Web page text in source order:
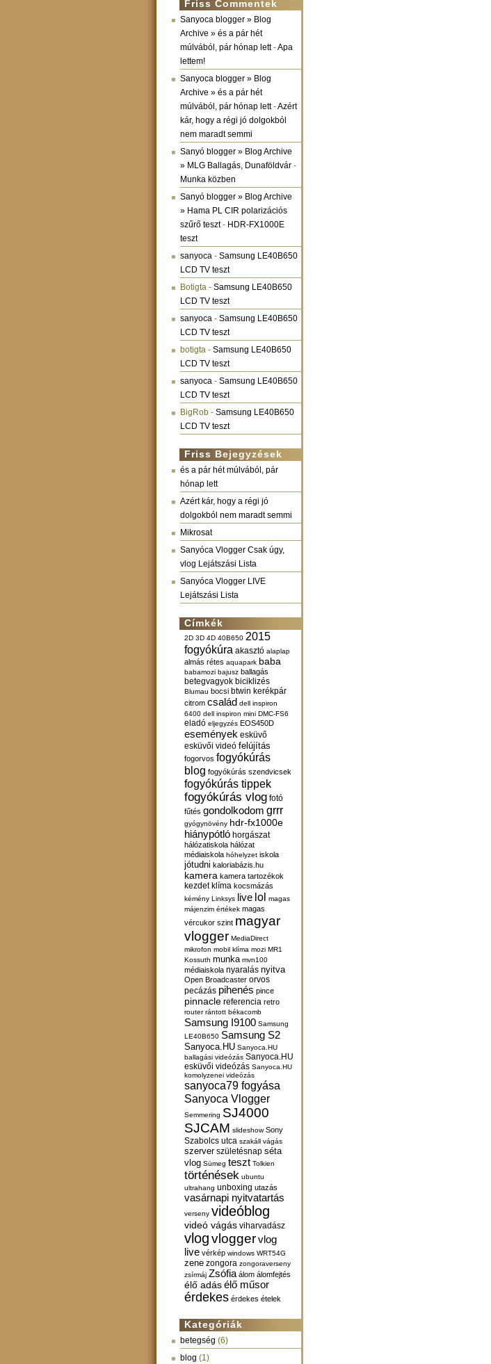
Friss Commentek
Sanyoca blogger » Blog
Archive » és a pár hét
múlvából, pár hónap lett-Apa
lettem!
Sanyoca blogger » Blog
Archive » és a pár hét
múlvából, pár hónap lett-Azért
kár, hogy a régi jó dolgokból
nem maradt semmi
Sanyó blogger » Blog Archive
» MLG Ballagás, Dunaföldvár -
Munka közben
Sanyó blogger » Blog Archive
» Hama PL CIR polarizációs
szűrő teszt- HDR-FX1000E
teszt
sanyoca - Samsung LE40B650
LCD TV teszt
Botigta - Samsung LE40B650
LCD TV teszt
sanyoca - Samsung LE40B650
LCD TV teszt
botigta - Samsung LE40B650
LCD TV teszt
sanyoca - Samsung LE40B650
LCD TV teszt
BigRob - Samsung LE40B650
LCD TV teszt
Friss Bejegyzések
és a pár hét múlvából, pár
hónap lett
Azért kár, hogy a régi jó
dolgokból nem maradt semmi
Mikrosat
Sanyóca Vlogger Csak úgy,
vlog Lejátszási Lista
Sanyóca Vlogger LIVE
Lejátszási Lista
Címkék
2D 3D 4D 40B650 2015
fogyókúra akasztó alaplap
almás rétes aquapark baba
babamozi bajusz ballagás
betegvagyok biciklizés
Blumau bocsi btwin kerékpár
citrom család dell inspiron
6400 dell inspiron mini DMC-FS6
eladó eljegyzés EOS450D
események esküvő
esküvői videó felújítás
fogorvos fogyókúrás
blog fogyókúrás szendvicsek
fogyókúrás tippek
fogyókúrás vlog fotó
fűtés gondolkodom grrr
gyógynövény hdr-fx1000e
hiánypótló horgászat
hálózatiskola hálózat
médiaiskola hóhelyzet iskola
jótudni kaloriabázis.hu
kamera kamera tartozékok
kezdet klíma kocsmázás
kémény Linksys live lol magas
májenzim értékek magas
vércukor szint magyar
vlogger MediaDirect
mikrofon mobil klíma mozi MR1
Kossuth munka mvn100
médiaiskola nyaralás nyitva
Open Broadcaster orvos
pecázás pihenés pince
pinnacle referencia retro
router rántott békacomb
Samsung I9100 Samsung
LE40B650 Samsung S2
Sanyoca.HU Sanyoca.HU
ballagási videózás Sanyoca.HU
esküvői videózás Sanyoca.HU
komolyzenei videózás
sanyoca79 fogyása
Sanyoca Vlogger
Semmering SJ4000
SJCAM slideshow Sony
Szabolcs utca szakáll vágás
szerver születésnap séta
vlog Sümeg teszt Tolkien
történések ubuntu
ultrahang unboxing utazás
vasárnapi nyitvatartás
verseny videóblog
videó vágás viharvadász
vlogvloggervlog
live vérkép windows WRT54G
zene zongora zongoraverseny
zsírmáj Zsófia álom álomfejtés
élő adás élő műsor
érdekes érdekes ételek
Kategóriák
betegség (6)
blog (1)